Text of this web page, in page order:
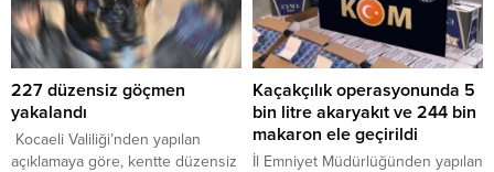
227 düzensiz göçmen
yakalandı
Kocaeli Valiliği’nden yapılan
açıklamaya göre, kentte düzensiz
Kaçakçılık operasyonunda 5
bin litre akaryakıt ve 244 bin
makaron ele geçirildi
İl Emniyet Müdürlüğünden yapılan